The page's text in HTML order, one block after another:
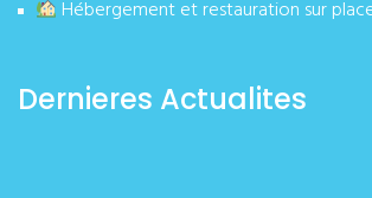
Hébergement et restauration sur
Dernieres Actualites